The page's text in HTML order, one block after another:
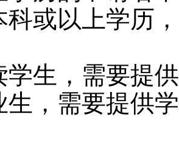
科或以上学历
学生，需要提
生，需要提供